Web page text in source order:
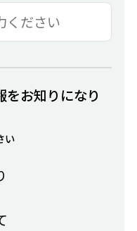
をお知りになり
い